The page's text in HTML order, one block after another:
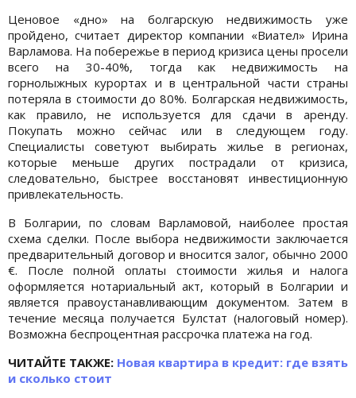
Ценовое «дно» на болгарскую недвижимость уже
пройдено, считает директор компании «Виател» Ирина
Варламова. На побережье в период кризиса цены просели
всего на 30-40%, тогда как недвижимость на
горнолыжных курортах и в центральной части страны
потеряла в стоимости до 80%. Болгарская недвижимость,
как правило, не используется для сдачи в аренду.
Покупать можно сейчас или в следующем году.
Специалисты советуют выбирать жилье в регионах,
которые меньше других пострадали от кризиса,
следовательно, быстрее восстановят инвестиционную
привлекательность.
В Болгарии, по словам Варламовой, наиболее простая
схема сделки. После выбора недвижимости заключается
предварительный договор и вносится залог, обычно 2000
€. После полной оплаты стоимости жилья и налога
оформляется нотариальный акт, который в Болгарии и
является правоустанавливающим документом. Затем в
течение месяца получается Булстат (налоговый номер).
Возможна беспроцентная рассрочка платежа на год.
ЧИТАЙТЕ ТАКЖЕ: Новая квартира в кредит: где взять
и сколько стоит